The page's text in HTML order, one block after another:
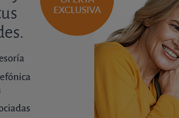
El atractivo de estos distritos hace
3 entre los 5 más caros. Por otro
valencianos a la hora de vivir: el
junto con Benicalap (31% de votos a
ZONAS PREFERIDAS PARA VIVIR EN